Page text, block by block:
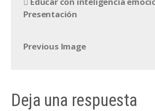
Presentación
Previous Image
Deja una respuesta